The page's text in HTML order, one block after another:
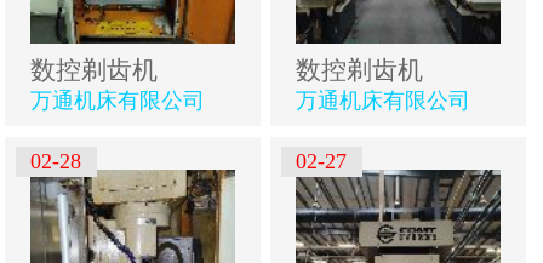
数控剃齿机
万通机床有限公司
数控剃齿机
万通机床有限公司
02-28 02-27